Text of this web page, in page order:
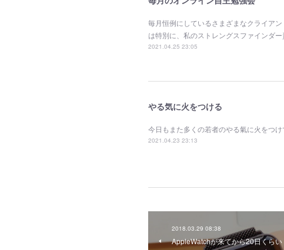
毎月恒例にしているさまざまなクライア
は特別に、私のストレングスファインダ
2021.04.25 23:05
やる気に火をつける
今日もまた多くの若者のやる氣に火をつ
2021.04.23 23:13
2018.03.29 08:38
AppleWatchが来てから20日くらい